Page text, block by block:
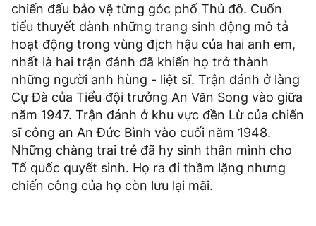
chiến đấu bảo vệ từng góc phố Thủ đô. Cuốn
tiểu thuyết dành những trang sinh động mô tả
hoạt động trong vùng địch hậu của hai anh em,
nhất là hai trận đánh đã khiến họ trở thành
những người anh hùng - liệt sĩ. Trận đánh ở làng
Cự Đà của Tiểu đội trưởng An Văn Song vào giữa
năm 1947. Trận đánh ở khu vực đền Lừ của chiến
sĩ công an An Đức Bình vào cuối năm 1948.
Những chàng trai trẻ đã hy sinh thân mình cho
Tổ quốc quyết sinh. Họ ra đi thầm lặng nhưng
chiến công của họ còn lưu lại mãi.